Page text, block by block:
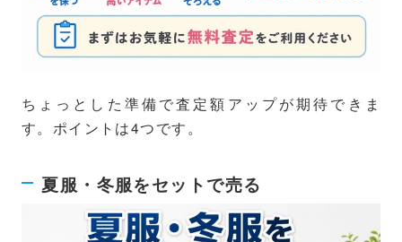
ちょっとした準備で査定額アップが期待できま
す。ポイントは4つです。
夏服・冬服をセットで売る